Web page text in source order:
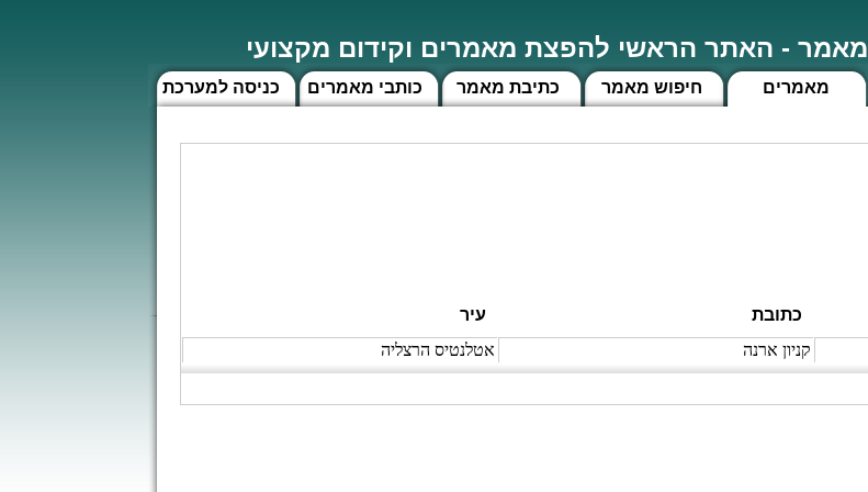
מאמר - האתר הראשי להפצת מאמרים וקידום מקצועי
כניסה למערכת כותבי מאמרים כתיבת מאמר חיפוש מאמר מאמרים
כתובת עיר
קניון ארנה אטלנטיס הרצליה